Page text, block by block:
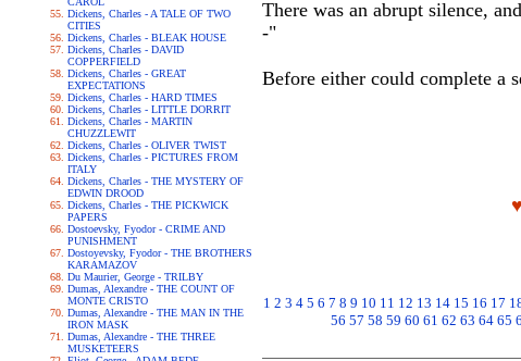
Dickens, Charles - A TALE OF TWO
CITIES
Dickens, Charles - BLEAK HOUSE
Dickens, Charles - DAVID
COPPERFIELD
Dickens, Charles - GREAT
EXPECTATIONS
Dickens, Charles - HARD TIMES
Dickens, Charles - LITTLE DORRIT
Dickens, Charles - MARTIN
CHUZZLEWIT
Dickens, Charles - OLIVER TWIST
Dickens, Charles - PICTURES FROM
ITALY
Dickens, Charles - THE MYSTERY OF
EDWIN DROOD
Dickens, Charles - THE PICKWICK
PAPERS
Dostoevsky, Fyodor - CRIME AND
PUNISHMENT
Dostoyevsky, Fyodor - THE BROTHERS
KARAMAZOV
Du Maurier, George - TRILBY
Dumas, Alexandre - THE COUNT OF
MONTE CRISTO
Dumas, Alexandre - THE MAN IN THE
IRON MASK
Dumas, Alexandre - THE THREE
MUSKETEERS
There was an abrupt silence,
-"
Before either could complete a
1 2 3 4 5 6 7 8 9 10 11 12 13 14 15 16 17
56 57 58 59 60 61 62 63 64 65